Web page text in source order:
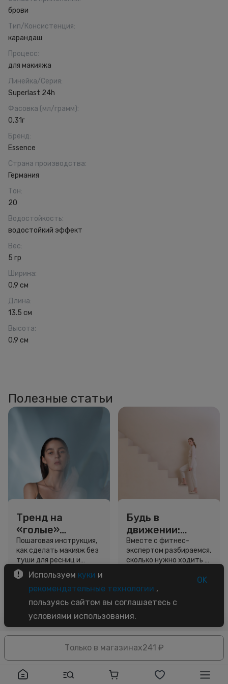
Только в магазинах241 ₽
брови
Тип/Консистенция:
карандаш
Процесс:
для макияжа
Линейка/Серия:
Superlast 24h
Фасовка (мл/грамм):
0,31г
Бренд:
Essence
Страна производства:
Германия
Тон:
20
Водостойкость:
водостойкий эффект
Вес:
5 гр
Ширина:
0.9 см
Длина:
13.5 см
Высота:
0.9 см
Полезные статьи
Тренд на
«голые»
ресницы: как
выглядеть
свежо, не
используя тушь
Пошаговая инструкция,
как сделать макияж без
туши для ресниц и
звёздный образ для
вдохновения.
3 минуты
Будь в
движении:
сколько нужно
шагов для
красоты и
Вместе с фитнес-
экспертом разбираемся,
сколько нужно ходить и
5 минут
Используем куки и
рекомендательные технологии ,
пользуясь сайтом вы соглашаетесь с
условиями использования.
OK